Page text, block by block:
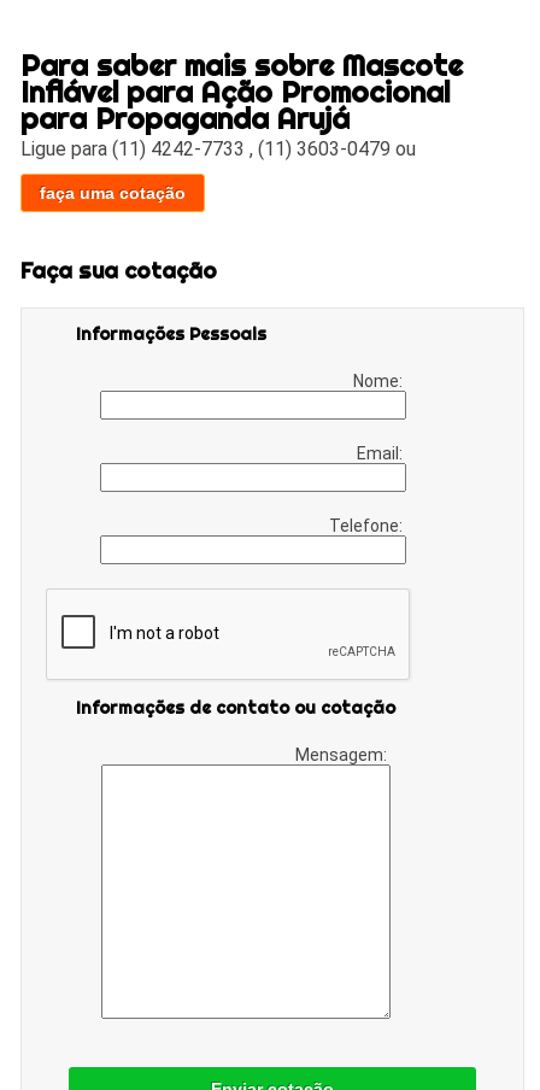
Para saber mais sobre Mascote
Inflável para Ação Promocional
para Propaganda Arujá
Ligue para(11) 4242-7733 ,(11) 3603-0479 ou
faça uma cotação
Faça sua cotação
Informações Pessoais
Nome:
Email:
Telefone:
Informações de contato ou cotação
Mensagem: